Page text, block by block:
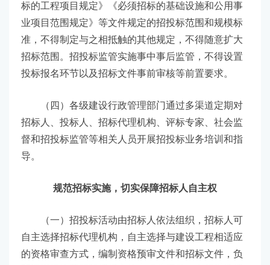
标的工程项目规定》《必须招标的基础设施和公用事
业项目范围规定》等文件规定的招投标范围和规模标
准，不得制定与之相抵触的其他规定，不得随意扩大
招标范围。招投标监管实施事中事后监管，不得设置
投标报名环节以及招标文件事前审核等前置要求。
（四）各级建设行政管理部门通过多渠道定期对
招标人、投标人、招标代理机构、评标专家、社会监
督和招投标监管等相关人员开展招投标业务培训和指
导。
规范招标实施，切实保障招标人自主权
（一）招投标活动由招标人依法组织，招标人可
自主选择招标代理机构，自主选择与建设工程相适应
的资格审查方式，编制资格预审文件和招标文件，负